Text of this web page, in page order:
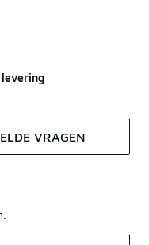
levering
VRAGEN